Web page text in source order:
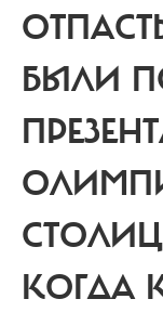
БЫЛИ
КОГДА